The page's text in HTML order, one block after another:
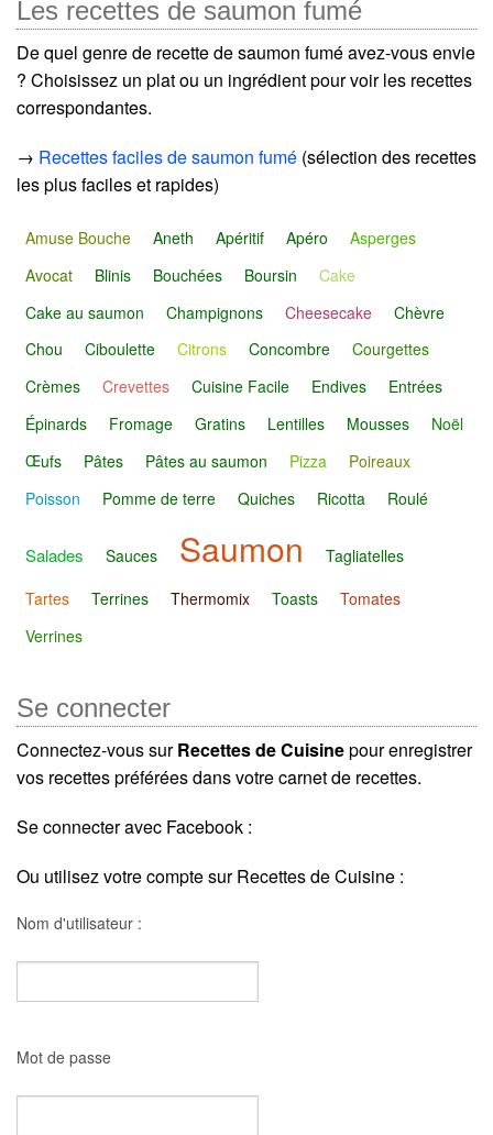
Les recettes de saumon fumé
De quel genre de recette de saumon fumé avez-vous envie
? Choisissez un plat ou un ingrédient pour voir les recettes
correspondantes.
→ Recettes faciles de saumon fumé (sélection des recettes
les plus faciles et rapides)
Amuse Bouche Aneth Apéritif Apéro
Asperges
Avocat
Blinis Bouchées Boursin
Cake
Cake au saumon
Champignons Cheesecake
Chèvre
Chou
Ciboulette Citrons Concombre
Courgettes
Crèmes
Crevettes Cuisine Facile Endives
Entrées
Épinards
Fromage Gratins Lentilles Mousses
Noël
Œufs
Pâtes Pâtes au saumon Pizza
Poireaux
Poisson
Pomme de terre Quiches Ricotta Roulé
Salades Sauces Saumon
Tagliatelles
Tartes
Terrines Thermomix Toasts
Tomates
Verrines
Se connecter
Connectez-vous surRecettes de Cuisinepour enregistrer
vos recettes préférées dans votre carnet de recettes.
Se connecter avec Facebook :
Ou utilisez votre compte sur Recettes de Cuisine :
Nom d'utilisateur :
Mot de passe